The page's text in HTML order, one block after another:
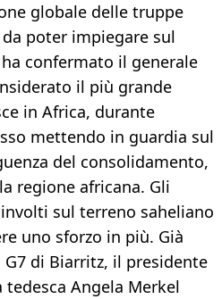
globale delle truppe
poter impiegare sul
confermato il generale
il più grande
in Africa, durante
mettendo in guardia sul
del consolidamento,
regione africana. Gli
sul terreno saheliano
uno sforzo in più. Già
G7 di Biarritz, il presidente
Angela Merkel